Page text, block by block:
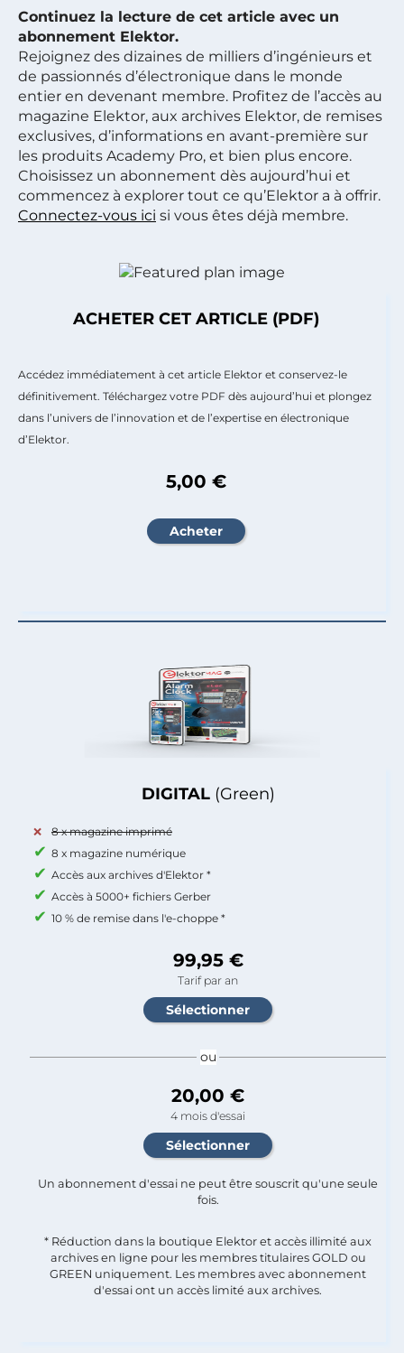
Continuez la lecture de cet article avec un
abonnement Elektor.
Rejoignez des dizaines de milliers d’ingénieurs et
de passionnés d’électronique dans le monde
entier en devenant membre. Profitez de l’accès au
magazine Elektor, aux archives Elektor, de remises
exclusives, d’informations en avant-première sur
les produits Academy Pro, et bien plus encore.
Choisissez un abonnement dès aujourd’hui et
commencez à explorer tout ce qu’Elektor a à offrir.
Connectez-vous ici si vous êtes déjà membre.
DIGITAL (Green)
8 x magazine imprimé
8 x magazine numérique
Accès aux archives d'Elektor *
Accès à 5000+ fichiers Gerber
10 % de remise dans l'e-choppe *
99,95 €
Tarif par an
ou
20,00 €
4 mois d'essai
Un abonnement d'essai ne peut être souscrit qu'une seule
fois.​
* Réduction dans la boutique Elektor et accès illimité aux
archives en ligne pour les membres titulaires GOLD ou
GREEN uniquement. Les membres avec abonnement
d'essai ont un accès limité aux archives.
ACHETER CET ARTICLE (PDF)
Accédez immédiatement à cet article Elektor et conservez-le
définitivement. Téléchargez votre PDF dès aujourd’hui et plongez
dans l’univers de l’innovation et de l’expertise en électronique
d’Elektor.
5,00 €